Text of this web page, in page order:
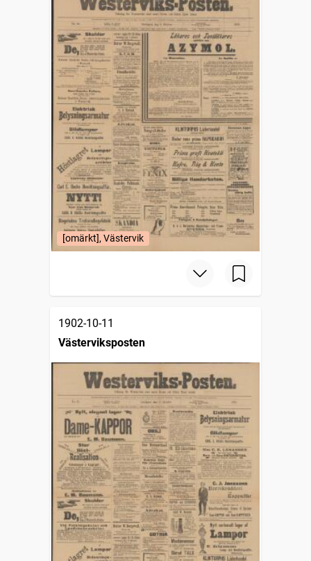
[omärkt], Västervik
1902-10-11
Västerviksposten